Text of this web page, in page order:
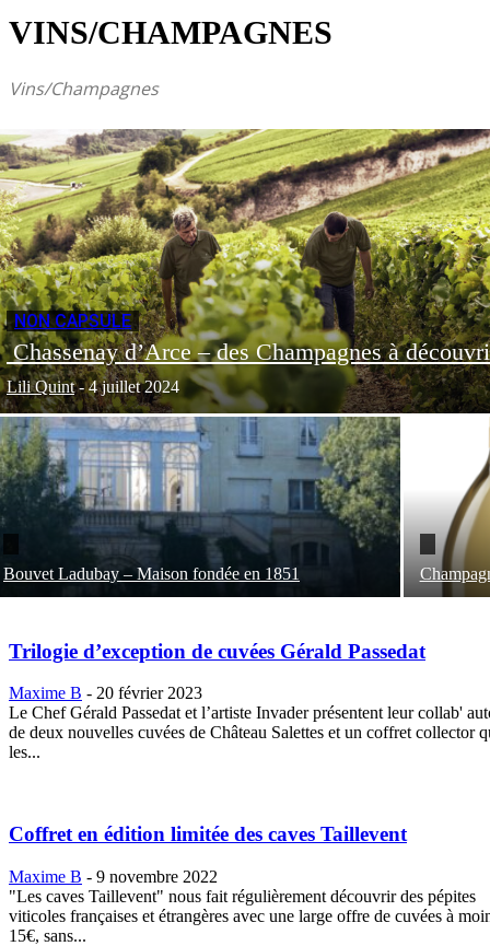
VINS/CHAMPAGNES
Vins/Champagnes
NON CAPSULE
Chassenay d’Arce – des Champagnes à
Lili Quint - 4 juillet 2024
Bouvet Ladubay – Maison fondée en 1851
Trilogie d’exception de cuvées Gérald Passedat
Maxime B - 20 février 2023
Le Chef Gérald Passedat et l’artiste Invader présentent leur collab'
de deux nouvelles cuvées de Château Salettes et un coffret collector
les...
Coffret en édition limitée des caves Taillevent
Maxime B - 9 novembre 2022
"Les caves Taillevent" nous fait régulièrement découvrir des pépites
viticoles françaises et étrangères avec une large offre de cuvées à
15€, sans...